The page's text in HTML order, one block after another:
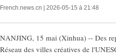
French.news.cn | 2026-05-15 à 21:48
NANJING, 15 mai (Xinhua) -- Des
Réseau des villes créatives de